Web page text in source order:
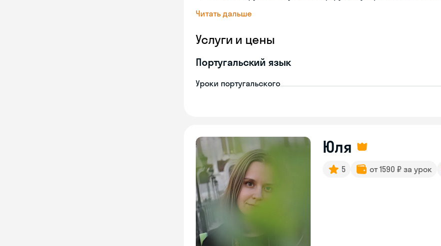
Читать дальше
Услуги и цены
Португальский язык
Уроки португальского
Юля
5 от 1590 ₽ за урок